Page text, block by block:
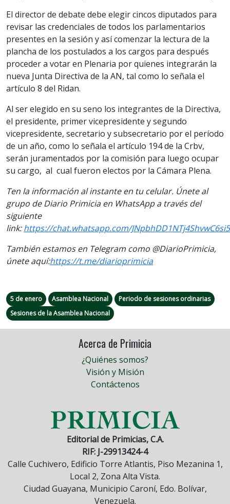
El director de debate debe elegir cincos diputados para
revisar las credenciales de todos los parlamentarios
presentes en la sesión y así comenzar la lectura de la
plancha de los postulados a los cargos para después
proceder a votar en Plenaria por quienes integrarán la
nueva Junta Directiva de la AN, tal como lo señala el
artículo 8 del Ridan.
Al ser elegido en su seno los integrantes de la Directiva,
el presidente, primer vicepresidente y segundo
vicepresidente, secretario y subsecretario por el período
de un año, como lo señala el artículo 194 de la Crbv,
serán juramentados por la comisión para luego ocupar
su cargo, al cual fueron electos por la Cámara Plena.
Ten la información al instante en tu celular. Únete al
grupo de Diario Primicia en WhatsApp a través del
siguiente
link:https://chat.whatsapp.com/
También estamos en Telegram como @DiarioPrimicia,
únete aquí:https://t.me/diarioprimicia
5 de enero Asamblea Nacional
Periodo de sesiones ordinarias
Sesiones de la Asamblea Nacional
Acerca de Primicia
¿Quiénes somos?
Visión y Misión
Contáctenos
Editorial de Primicias, C.A.
RIF: J-29913424-4
Calle Cuchivero, Edificio Torre Atlantis, Piso Mezanina 1,
Local 2, Zona Alta Vista.
Ciudad Guayana, Municipio Caroní, Edo. Bolívar,
Venezuela.